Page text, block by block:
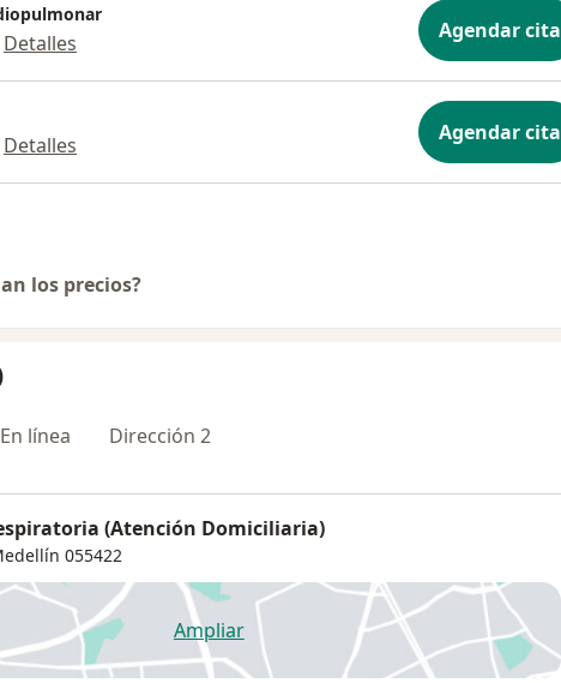
Detalles Agendar cita
Detalles Agendar cita
los precios?
En línea Dirección 2
(Atención Domiciliaria)
055422
Ampliarse abre en una nueva pestaña